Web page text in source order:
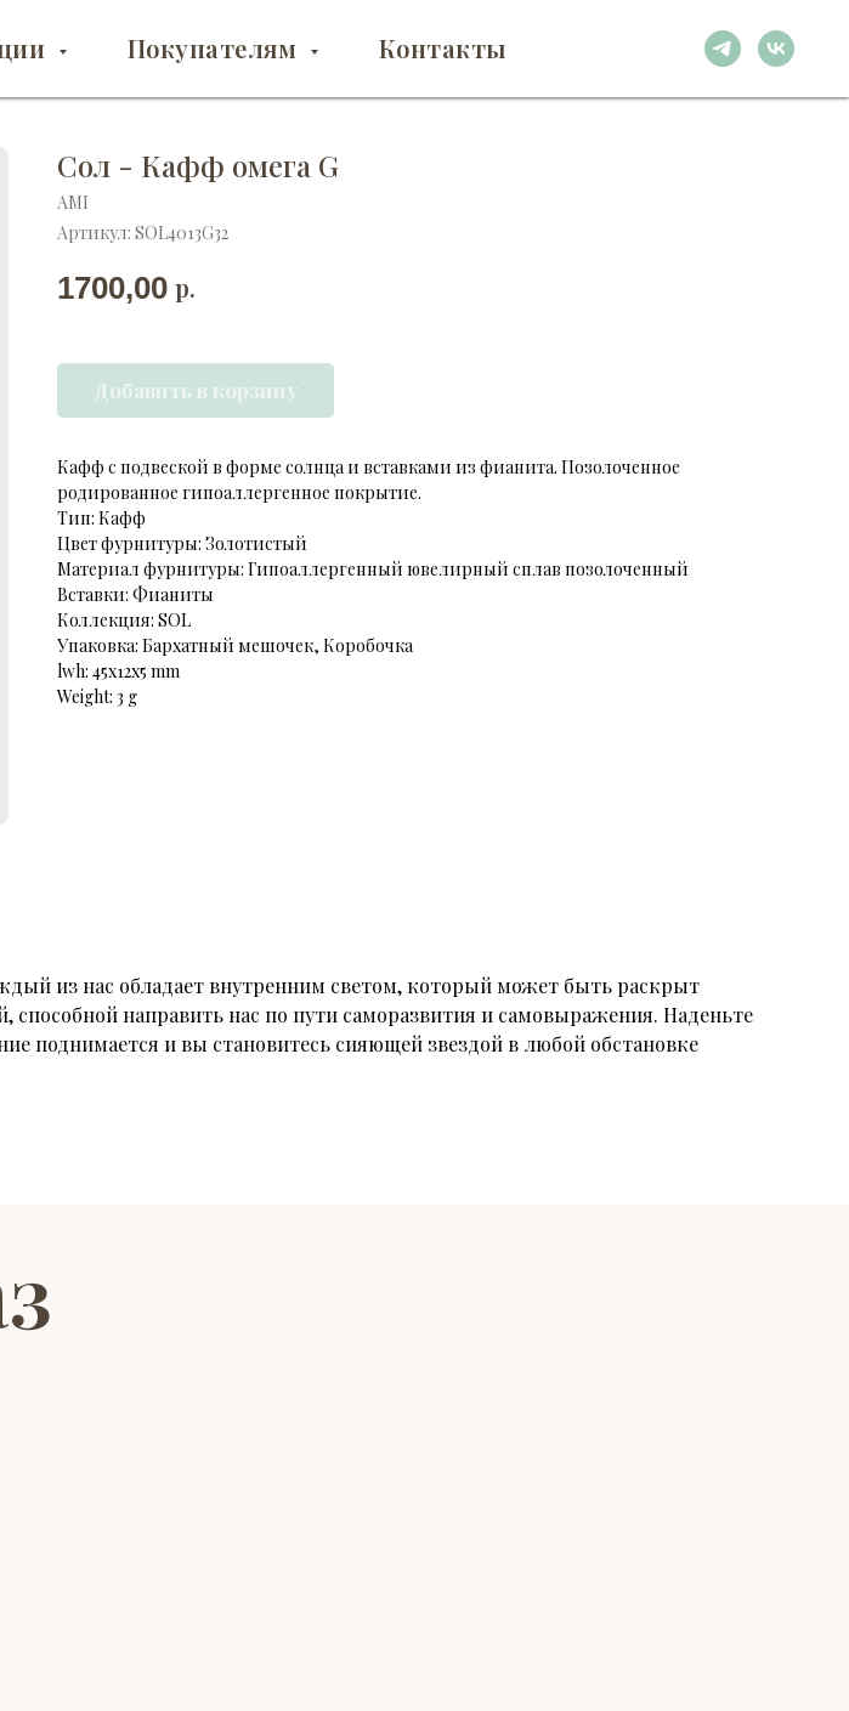
Покупателям Контакты
Сол - Кафф омега G
AMI
Артикул: SOL4013G32
1700,00 р.
Добавить в корзину
Кафф с подвеской в форме солнца и вставками из фианита. Позолоченное
родированное гипоаллергенное покрытие.
Тип: Кафф
Цвет фурнитуры: Золотистый
Материал фурнитуры: Гипоаллергенный ювелирный сплав позолоченный
Вставки: Фианиты
Коллекция: SOL
Упаковка: Бархатный мешочек, Коробочка
lwh: 45x12x5 mm
Weight: 3 g
из нас обладает внутренним светом, который может быть раскрыт
направить нас по пути саморазвития и самовыражения. Наденьте
поднимается и вы становитесь сияющей звездой в любой обстановке